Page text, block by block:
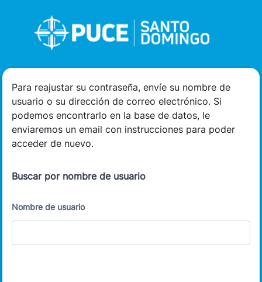
Para reajustar su contraseña, envíe su nombre de
usuario o su dirección de correo electrónico. Si
podemos encontrarlo en la base de datos, le
enviaremos un email con instrucciones para poder
acceder de nuevo.
Buscar por nombre de usuario
Nombre de usuario